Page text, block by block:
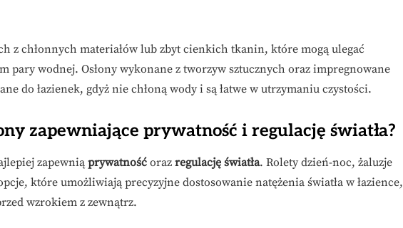
z chłonnych materiałów lub zbyt cienkich tkanin, które mogą ulegać
pary wodnej. Osłony wykonane z tworzyw sztucznych oraz impregnowane
do łazienek, gdyż nie chłoną wody i są łatwe w utrzymaniu czystości.
zapewniające prywatność i regulację światła?
zapewnią prywatność oraz regulację światła. Rolety dzień-noc, żaluzje
które umożliwiają precyzyjne dostosowanie natężenia światła w łazience,
wzrokiem z zewnątrz.